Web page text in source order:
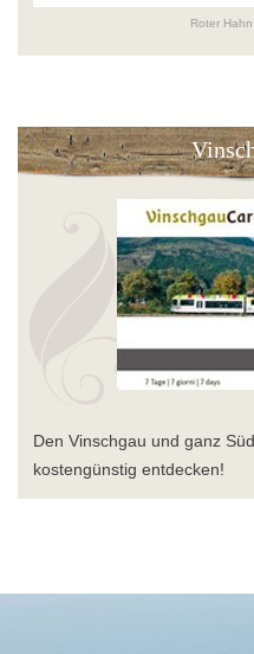
Roter
Den Vinschgau und ganz
kostengünstig entdecken!